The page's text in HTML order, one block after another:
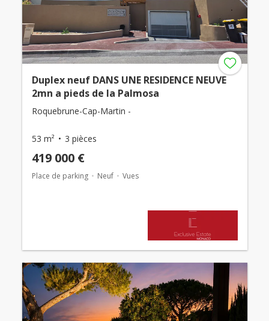
Duplex neuf DANS UNE RESIDENCE NEUVE
2mn a pieds de la Palmosa
Roquebrune-Cap-Martin -
53 m² 3 pièces
419 000 €
Place de parking Neuf Vues